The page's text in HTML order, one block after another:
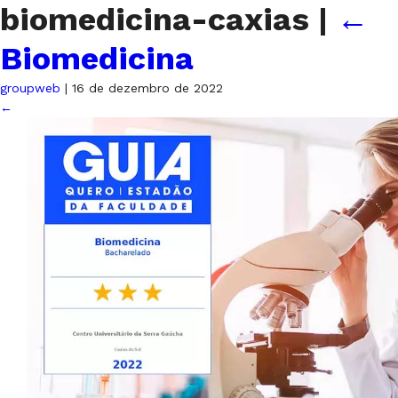
biomedicina-caxias | ←
Biomedicina
groupweb | 16 de dezembro de 2022
←